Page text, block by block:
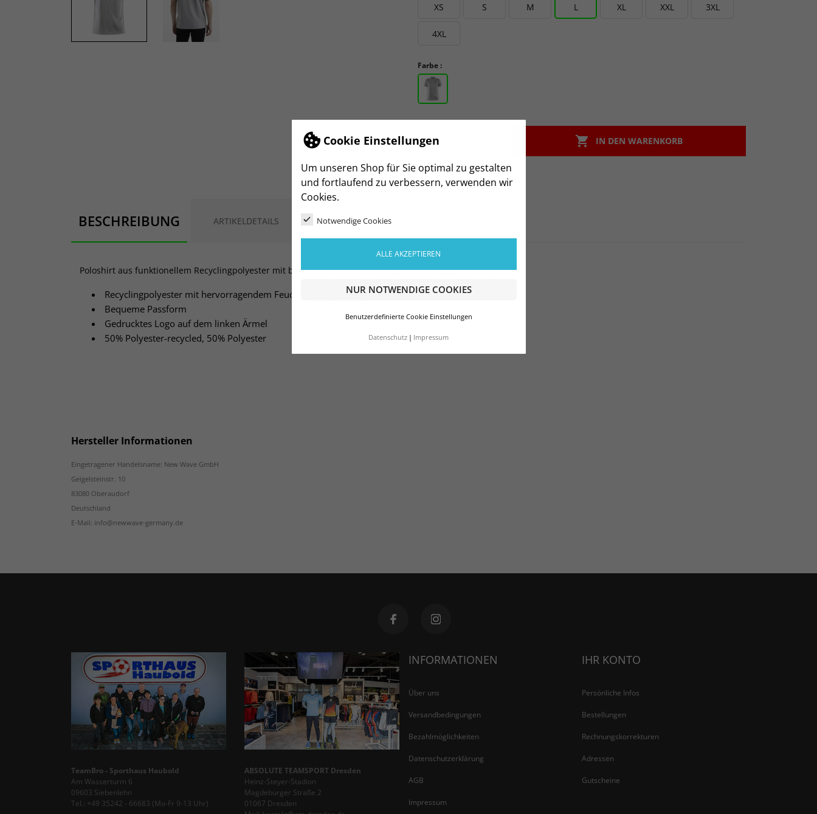
Cookie Einstellungen
Um unseren Shop für Sie optimal zu gestalten
und fortlaufend zu verbessern, verwenden wir
Cookies.
Notwendige Cookies
ALLE AKZEPTIEREN
NUR NOTWENDIGE COOKIES
Benutzerdefinierte Cookie Einstellungen
Datenschutz Impressum
XS S M L XL XXL 3XL
4XL
Farbe :
-  IN DEN WARENKORB
BESCHREIBUNG ARTIKELDETAILS
Poloshirt aus funktionellem Recyclingpolyester mit bequemer Passform und gesticktem Logo am Ärmel.
Recyclingpolyester mit hervorragendem Feuchtigkeitstransport
Bequeme Passform
Gedrucktes Logo auf dem linken Ärmel
50% Polyester-recycled, 50% Polyester
Hersteller Informationen
Eingetragener Handelsname: New Wave GmbH
Geigelsteinstr. 10
83080 Oberaudorf
Deutschland
E-Mail: info@newwave-germany.de
TeamBro - Sporthaus Haubold
Am Wasserturm 6
09603 Siebenlehn
Tel.: +49 35242 - 66683 (Mo-Fr 9-13 Uhr)
ABSOLUTE TEAMSPORT Dresden
Heinz-Steyer-Stadion
Magdeburger Straße 2
01067 Dresden
INFORMATIONEN
Über uns
Versandbedingungen
Bezahlmöglichkeiten
Datenschutzerklärung
AGB
Impressum
IHR KONTO
Persönliche Infos
Bestellungen
Rechnungskorrekturen
Adressen
Gutscheine